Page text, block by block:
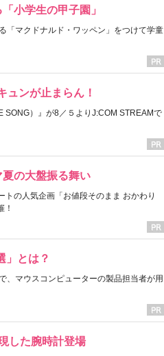
小学生の甲子園」
「マクドナルド・ワッペン」をつけて学童
ュンが止まらん！
SONG）』が8／５よりJ:COM STREAMで
の大盤振る舞い
の人気企画「お値段そのまま おかわり
！
」とは？
、マウスコンピューターの製品担当者が用
した腕時計登場